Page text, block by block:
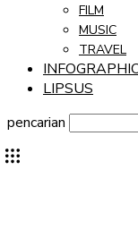
FILM
MUSIC
TRAVEL
LIPSUS
pencarian